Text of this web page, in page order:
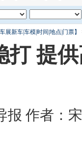
展新车|车模|时间|地点|门票】
打 提
报 作者：